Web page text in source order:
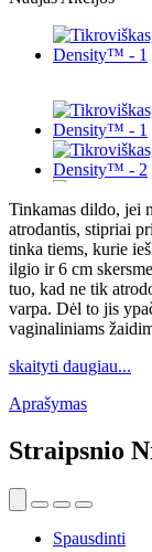
Tinkamas dildo, jei
atrodantis, stipriai
tinka tiems, kurie
ilgio ir 6 cm
tuo, kad ne tik
varpa. Dėl to jis
vaginaliniams
skaityti daugiau...
Aprašymas
Straipsnio
Spausdinti